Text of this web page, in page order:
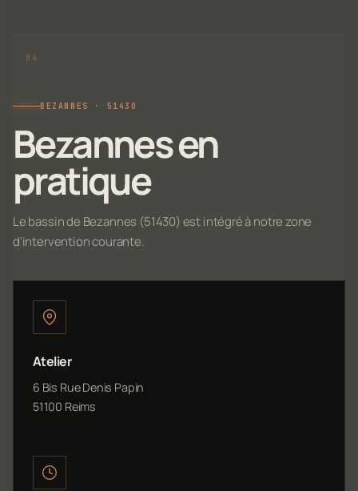
BEZANNES · 51430
Bezannes en
pratique
Le bassin de Bezannes (51430) est intégré à notre zone
d'intervention courante.
Atelier
6 Bis Rue Denis Papin
51100 Reims